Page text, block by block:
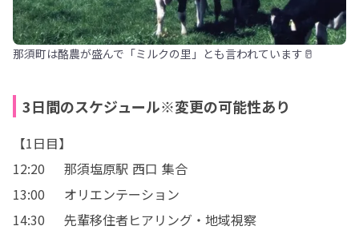
那須町は酪農が盛んで「ミルクの里」とも言われています🥛
3日間のスケジュール※変更の可能性あり
【1日目】
12:20	那須塩原駅 西口 集合
13:00	オリエンテーション
14:30	先輩移住者ヒアリング・地域視察